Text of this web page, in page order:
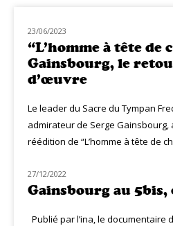
CLASSIQ POP
23/06/2023
“L’homme à tête de
Gainsbourg, le
d’œuvre
Le leader du Sacre du Tympan
admirateur de Serge Gainsbourg,
réédition de “L’homme à tête de
MUZIQ DVD
27/12/2022
Gainsbourg au 5bis,
Publié par l’ina, le documentaire